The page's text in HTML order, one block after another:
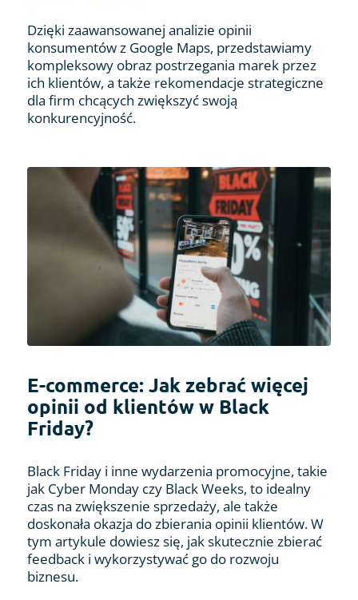
Dzięki zaawansowanej analizie opinii
konsumentów z Google Maps, przedstawiamy
kompleksowy obraz postrzegania marek przez
ich klientów, a także rekomendacje strategiczne
dla firm chcących zwiększyć swoją
konkurencyjność.
E-commerce: Jak zebrać więcej
opinii od klientów w Black
Friday?
Black Friday i inne wydarzenia promocyjne, takie
jak Cyber Monday czy Black Weeks, to idealny
czas na zwiększenie sprzedaży, ale także
doskonała okazja do zbierania opinii klientów. W
tym artykule dowiesz się, jak skutecznie zbierać
feedback i wykorzystywać go do rozwoju
biznesu.